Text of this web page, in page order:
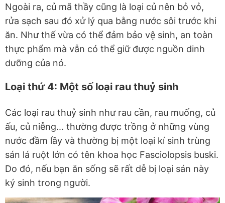
Ngoài ra, củ mã thầy cũng là loại củ nên bỏ vỏ,
rửa sạch sau đó xử lý qua bằng nước sôi trước khi
ăn. Như thế vừa có thể đảm bảo vệ sinh, an toàn
thực phẩm mà vẫn có thể giữ được nguồn dinh
dưỡng của nó.
Loại thứ 4: Một số loại rau thuỷ sinh
Các loại rau thuỷ sinh như rau cần, rau muống, củ
ấu, củ niễng... thường được trồng ở những vùng
nước đầm lầy và thường bị một loại kí sinh trùng
sán lá ruột lớn có tên khoa học Fasciolopsis buski.
Do đó, nếu bạn ăn sống sẽ rất dễ bị loại sán này
ký sinh trong người.